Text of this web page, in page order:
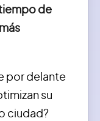
de
por delante
su
ciudad?